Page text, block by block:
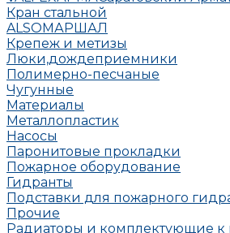
Кран стальной
ALSO МАРШАЛ
Крепеж и метизы
Люки,дождеприемники
Полимерно-песчаные
Чугунные
Материалы
Металлопластик
Насосы
Паронитовые прокладки
Пожарное оборудование
Гидранты
Подставки для пожарного
Прочие
Радиаторы и комплектующие к